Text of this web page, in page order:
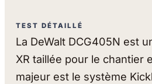
TEST DÉTAILLÉ
La DeWalt DCG405N est
XR taillée pour le chantier
majeur est le système